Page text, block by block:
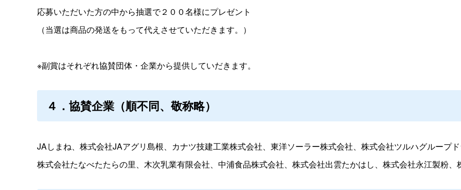
応募いただいた方の中から抽選で２００名様にプレゼント
（当選は商品の発送をもって代えさせていただきます。）
※副賞はそれぞれ協賛団体・企業から提供していだきます。
４．協賛企業（順不同、敬称略）
JAしまね、株式会社JAアグリ島根、カナツ技建工業株式会社、東洋ソーラー株式会社、株式会社ツルハグループド
株式会社たなべたたらの里、木次乳業有限会社、中浦食品株式会社、株式会社出雲たかはし、株式会社永江製粉